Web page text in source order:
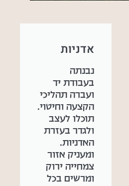
אדניות
נבנתה
בעבודת יד
ועברה תהליכי
הקצעה וחיטוי.
תוכלו לעצב
ולגדר בעזרת
האדניות.
ומעניק אזור
צמחייה ירוק
ומרשים בכל